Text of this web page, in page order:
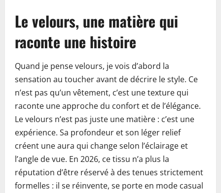
Le velours, une matière qui
raconte une histoire
Quand je pense velours, je vois d’abord la
sensation au toucher avant de décrire le style. Ce
n’est pas qu’un vêtement, c’est une texture qui
raconte une approche du confort et de l’élégance.
Le velours n’est pas juste une matière : c’est une
expérience. Sa profondeur et son léger relief
créent une aura qui change selon l’éclairage et
l’angle de vue. En 2026, ce tissu n’a plus la
réputation d’être réservé à des tenues strictement
formelles : il se réinvente, se porte en mode casual